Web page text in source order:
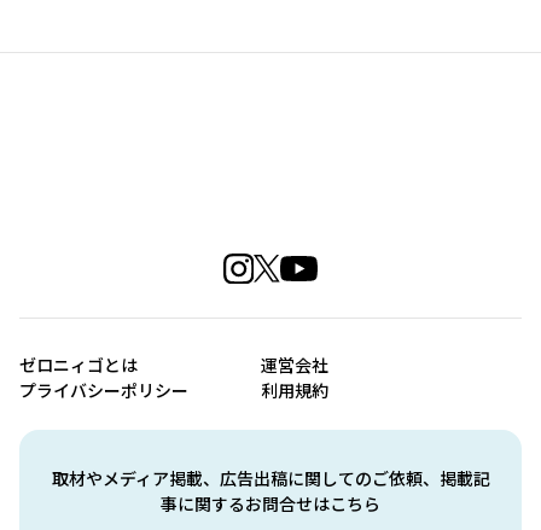
取材やメディア掲載、広告出稿に関してのご依頼、掲載記
事に関するお問合せはこちら
ゼロニィゴとは
運営会社
プライバシーポリシー
利用規約